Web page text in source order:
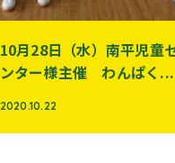
10月28日（水）南平児童
ンター様主催 わんぱく...
2020.10.22